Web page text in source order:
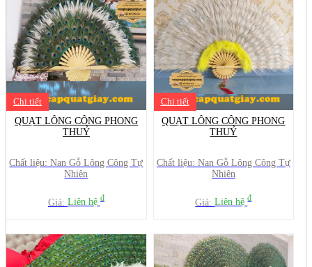
Chi tiết
QUẠT LÔNG CÔNG PHONG
THUỶ
Chất liệu: Nan Gỗ Lông Công Tự
Nhiên
Giá: Liên hệ đ
Chi tiết
QUẠT LÔNG CÔNG PHONG
THUỶ
Chất liệu: Nan Gỗ Lông Công Tự
Nhiên
Giá:Liên hệđ